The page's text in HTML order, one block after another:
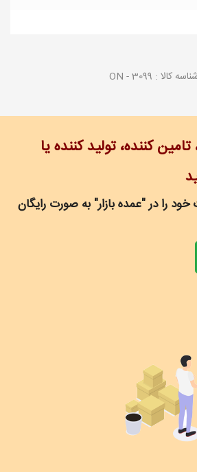
شناسه کالا : ON - 3099
کننده، تولید کننده یا
را در "عمده بازار" به صورت رایگان